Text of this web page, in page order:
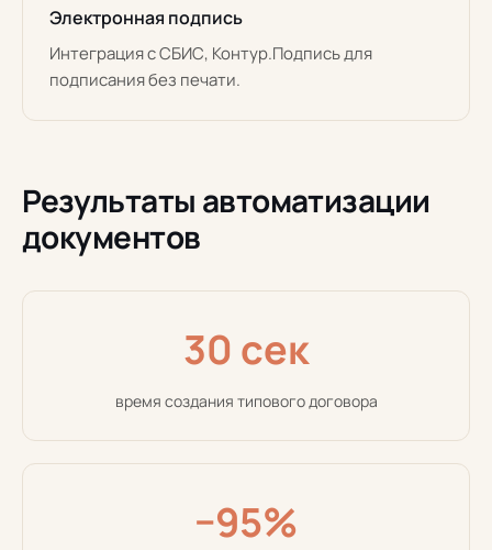
Электронная подпись
Интеграция с СБИС, Контур.Подпись для
подписания без печати.
Результаты автоматизации
документов
30 сек
время создания типового договора
−95%